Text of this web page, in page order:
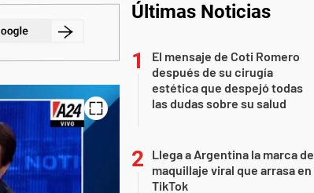
Últimas Noticias
El mensaje de Coti Romero
después de su cirugía
estética que despejó todas
las dudas sobre su salud
Llega a Argentina la marca de
maquillaje viral que arrasa en
TikTok